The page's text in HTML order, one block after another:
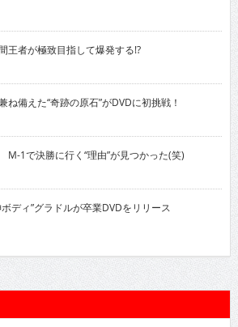
者が極致目指して爆発する!?
備えた“奇跡の原石”がDVDに初挑戦！
1で決勝に行く“理由”が見つかった(笑)
ディ”グラドルが卒業DVDをリリース